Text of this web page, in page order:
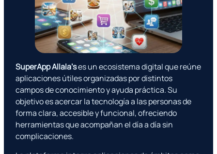
SuperApp Allala’ses un ecosistema digital que reúne
aplicaciones útiles organizadas por distintos
campos de conocimiento y ayuda práctica. Su
objetivo es acercar la tecnología a las personas de
forma clara, accesible y funcional, ofreciendo
herramientas que acompañan el día a día sin
complicaciones.